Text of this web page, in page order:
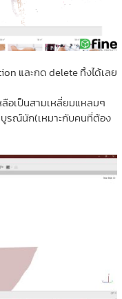
และกด delete ทิ้งได้เลย
ลือเป็นสามเหลี่ยมแหลมๆ
รณ์นัก(เหมาะกับคนที่ต้อง